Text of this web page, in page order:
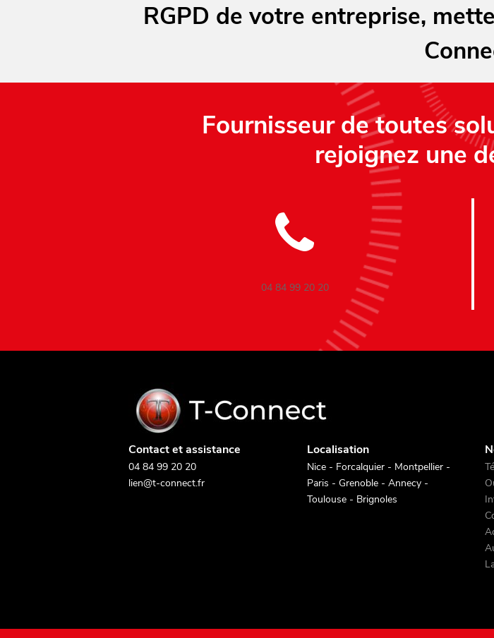
RGPD de votre entreprise,
Fournisseur de toutes
rejoignez une
04 84 99 20 20
Contact et assistance
04 84 99 20 20
lien@t-connect.fr
Localisation
Nice - Forcalquier - Montpellier -
Paris - Grenoble - Annecy -
Toulouse - Brignoles